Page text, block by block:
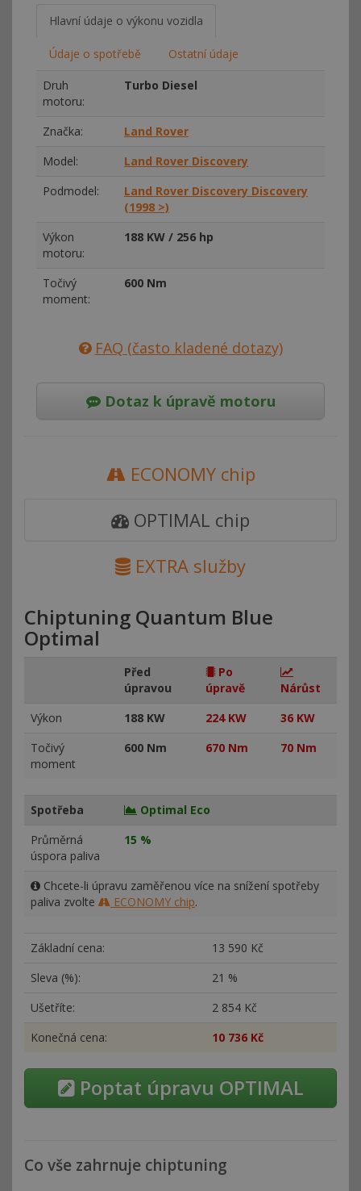
Hlavní údaje o výkonu vozidla
Údaje o spotřebě Ostatní údaje
Druh
motoru:
Turbo Diesel
Značka:
Land Rover
Model:
Land Rover Discovery
Podmodel:
Land Rover Discovery Discovery
(1998 >)
Výkon
motoru:
188 KW / 256 hp
Točivý
moment:
600 Nm
FAQ (často kladené dotazy)
Dotaz k úpravě motoru
ECONOMY chip
OPTIMAL chip
EXTRA služby
Chiptuning Quantum Blue
Optimal
Před
úpravou
Po
úpravě
Nárůst
Výkon
188 KW 224 KW
36 KW
Točivý
moment
600 Nm 670 Nm 70 Nm
Spotřeba
Optimal Eco
Průměrná
úspora paliva
15 %
Chcete-li úpravu zaměřenou více na snížení spotřeby
paliva zvolte
ECONOMY chip.
Základní cena: 13 590 Kč
Sleva (%):
21 %
Ušetříte:
2 854 Kč
Konečná cena:
10 736 Kč
Poptat úpravu OPTIMAL
Co vše zahrnuje chiptuning